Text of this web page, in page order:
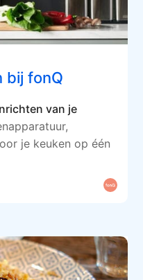
bij fonQ
van je
je keuken op één